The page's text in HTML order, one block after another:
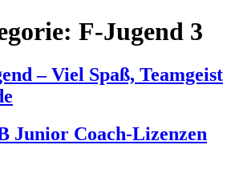
F-Jugend 3
– Viel Spaß, Teamgeist
Junior Coach-Lizenzen